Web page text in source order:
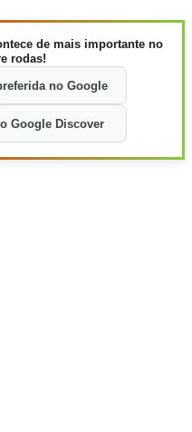
de mais importante no
rodas!
no Google
Google Discover